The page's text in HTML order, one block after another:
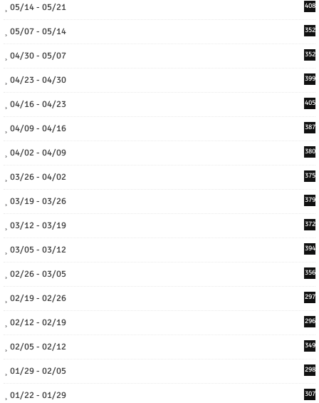
05/14 - 05/21 408
05/07 - 05/14 352
04/30 - 05/07 352
04/23 - 04/30 399
04/16 - 04/23 405
04/09 - 04/16 387
04/02 - 04/09 380
03/26 - 04/02 375
03/19 - 03/26 379
03/12 - 03/19 372
03/05 - 03/12 394
02/26 - 03/05 356
02/19 - 02/26 297
02/12 - 02/19 296
02/05 - 02/12 349
01/29 - 02/05 298
01/22 - 01/29 307